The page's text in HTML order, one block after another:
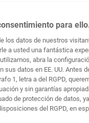
para
los datos de nuestros
a usted una fantástica
abra la
datos en EE. UU. Antes
1, letra a del RGPD,
y sin garantías
de protección de datos,
del RGPD, en